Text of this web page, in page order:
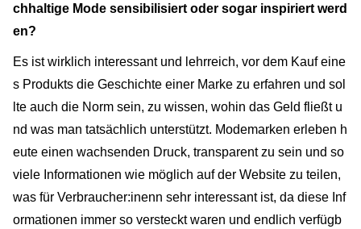
chhaltige Mode sensibilisiert oder sogar inspiriert werd
en?
Es ist wirklich interessant und lehrreich, vor dem Kauf eine
s Produkts die Geschichte einer Marke zu erfahren und sol
lte auch die Norm sein, zu wissen, wohin das Geld fließt u
nd was man tatsächlich unterstützt. Modemarken erleben h
eute einen wachsenden Druck, transparent zu sein und so
viele Informationen wie möglich auf der Website zu teilen,
was für Verbraucher:inenn sehr interessant ist, da diese Inf
ormationen immer so versteckt waren und endlich verfügb